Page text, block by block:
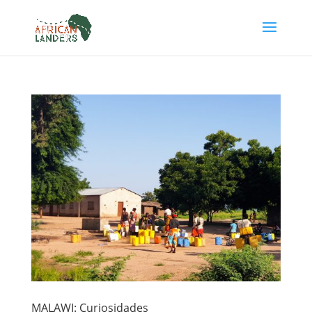
MALAWI: Curiosidades